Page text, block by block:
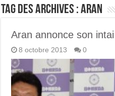
Tag des archives :Aran
Aran annonce son intai
8 octobre 2013 0